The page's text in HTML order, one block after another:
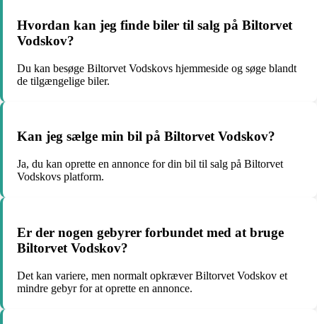
Hvordan kan jeg finde biler til salg på Biltorvet
Vodskov?
Du kan besøge Biltorvet Vodskovs hjemmeside og søge blandt
de tilgængelige biler.
Kan jeg sælge min bil på Biltorvet Vodskov?
Ja, du kan oprette en annonce for din bil til salg på Biltorvet
Vodskovs platform.
Er der nogen gebyrer forbundet med at bruge
Biltorvet Vodskov?
Det kan variere, men normalt opkræver Biltorvet Vodskov et
mindre gebyr for at oprette en annonce.